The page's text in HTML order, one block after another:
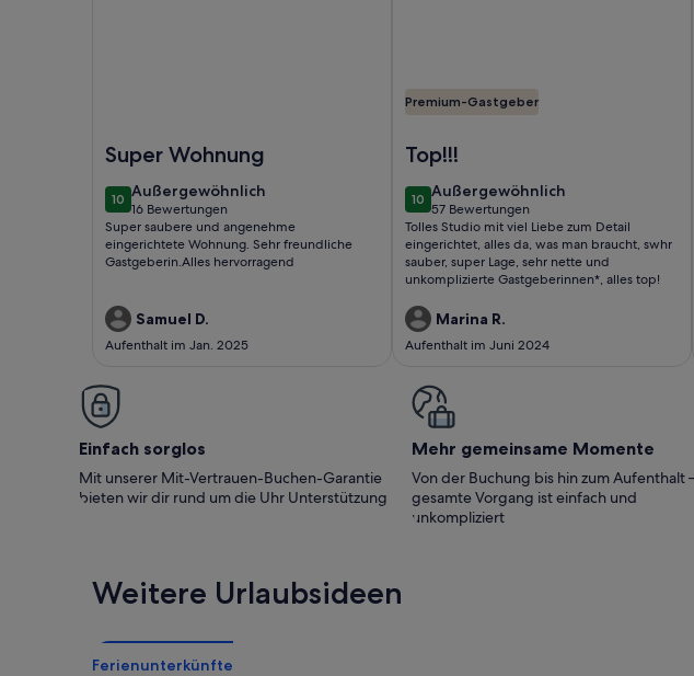
Super Wohnung
1010 von 10
Außergewöhnlich
außergewöhnlich
16 Bewertungen
(16
bewertungen)
Super saubere und angenehme
eingerichtete Wohnung. Sehr freundliche
Gastgeberin.Alles hervorragend
Samuel D.
Aufenthalt im Jan. 2025
Premium-Gastgeber
Top!!!
1010 von 10
Außergewöhnlich
außergewöhnlich
57 Bewertungen
(57
bewertungen)
Tolles Studio mit viel Liebe zum Detail
eingerichtet, alles da, was man braucht, swhr
sauber, super Lage, sehr nette und
unkomplizierte Gastgeberinnen*, alles top!
Marina R.
Aufenthalt im Juni 2024
Einfach sorglos
Mit unserer Mit-Vertrauen-Buchen-Garantie
bieten wir dir rund um die Uhr Unterstützung
Mehr gemeinsame Momente
Von der Buchung bis hin zum Aufenthalt
gesamte Vorgang ist einfach und
unkompliziert
Weitere Urlaubsideen
Ferienunterkünfte